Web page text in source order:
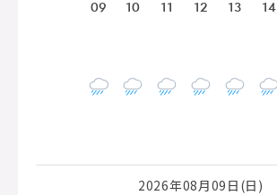
09 10 11 12 13 14
2026年08月09日(日)